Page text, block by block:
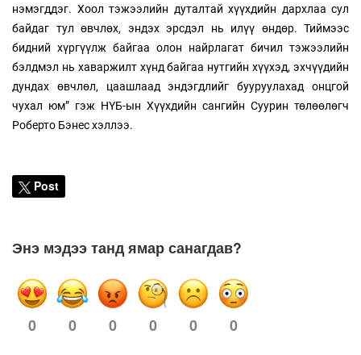
нэмэгддэг. Хоол тэжээлийн дуталтай хүүхдийн дархлаа сул
байдаг тул өвчлөх, эндэх эрсдэл нь илүү өндөр. Тиймээс
бидний хүргүүлж байгаа олон найрлагат бичил тэжээлийн
бэлдмэл нь хаваржилт хүнд байгаа нутгийн хүүхэд, эхчүүдийн
дундах өвчлөл, цаашлаад эндэгдлийг бууруулахад онцгой
чухал юм” гэж НҮБ-ын Хүүхдийн сангийн Суурин төлөөлөгч
Роберто Бэнес хэллээ.
Post
Энэ мэдээ танд ямар санагдав?
0 0 0 0 0 0